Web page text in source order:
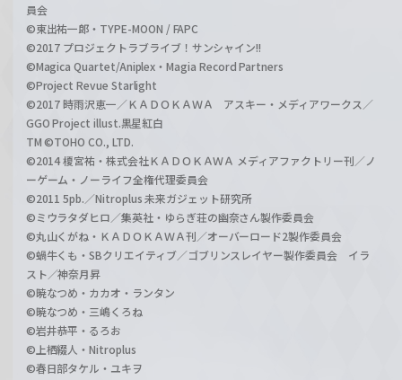
員会
©東出祐一郎・TYPE-MOON / FAPC
©2017 プロジェクトラブライブ！サンシャイン!!
©Magica Quartet/Aniplex・Magia Record Partners
©Project Revue Starlight
©2017 時雨沢恵一／ＫＡＤＯＫＡＷＡ アスキー・メディアワークス／
GGO Project illust.黒星紅白
TM ©TOHO CO., LTD.
©2014 榎宮祐・株式会社ＫＡＤＯＫＡＷＡ メディアファクトリー刊／ノ
ーゲーム・ノーライフ全権代理委員会
©2011 5pb.／Nitroplus 未来ガジェット研究所
©ミウラタダヒロ／集英社・ゆらぎ荘の幽奈さん製作委員会
©丸山くがね・ＫＡＤＯＫＡＷＡ刊／オーバーロード2製作委員会
©蝸牛くも・SBクリエイティブ／ゴブリンスレイヤー製作委員会 イラ
スト／神奈月昇
©暁なつめ・カカオ・ランタン
©暁なつめ・三嶋くろね
©岩井恭平・るろお
©上栖綴人・Nitroplus
©春日部タケル・ユキヲ